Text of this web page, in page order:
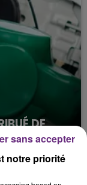
DE
notre priorité
sans accepter